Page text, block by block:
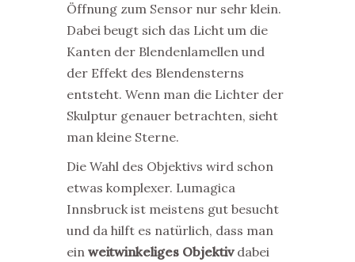
Öffnung zum Sensor nur sehr klein.
Dabei beugt sich das Licht um die
Kanten der Blendenlamellen und
der Effekt des Blendensterns
entsteht. Wenn man die Lichter der
Skulptur genauer betrachten, sieht
man kleine Sterne.
Die Wahl des Objektivs wird schon
etwas komplexer. Lumagica
Innsbruck ist meistens gut besucht
und da hilft es natürlich, dass man
ein weitwinkeliges Objektivdabei